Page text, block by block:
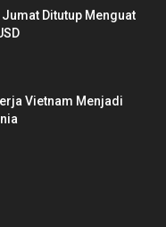
Ditutup Menguat
Vietnam Menjadi